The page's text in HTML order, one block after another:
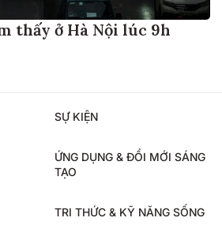
thấy ở Hà Nội lúc 9h
SỰ KIỆN
ỨNG DỤNG & ĐỔI MỚI SÁNG
TẠO
TRI THỨC & KỸ NĂNG SỐNG